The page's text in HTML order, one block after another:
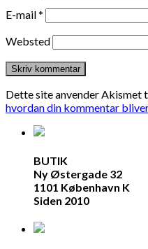
E-mail*
Websted
Dette site anvender Akismet
hvordan din kommentar
BUTIK
Ny Østergade 32
1101 København K
Siden 2010